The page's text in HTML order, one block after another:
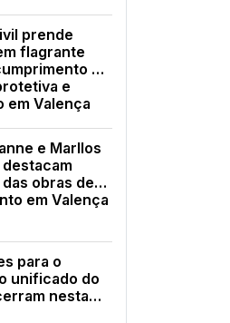
prende
flagrante
de
e
em Valença
e Marllos
destacam
obras de
em Valença
para o
unificado do
nesta